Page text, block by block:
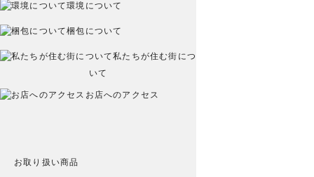
環境について
梱包について
私たちが住む街につ
いて
お店へのアクセス
お取り扱い商品